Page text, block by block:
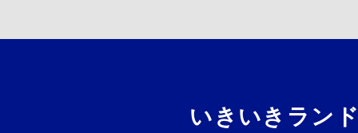
いきいきラン